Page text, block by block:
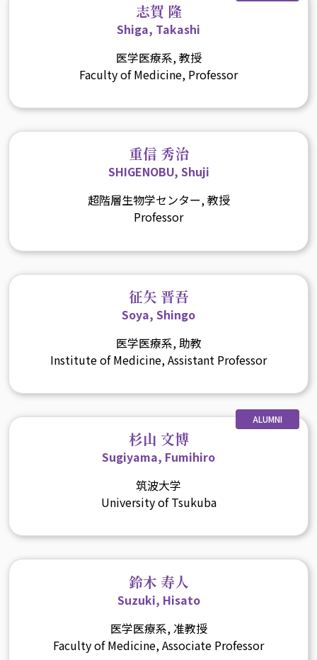
志賀 隆
Shiga, Takashi
医学医療系, 教授
Faculty of Medicine, Professor
重信 秀治
SHIGENOBU, Shuji
超階層生物学センター, 教授
Professor
征矢 晋吾
Soya, Shingo
医学医療系, 助教
Institute of Medicine, Assistant Professor
ALUMNI
杉山 文博
Sugiyama, Fumihiro
筑波大学
University of Tsukuba
鈴木 寿人
Suzuki, Hisato
医学医療系, 准教授
Faculty of Medicine, Associate Professor